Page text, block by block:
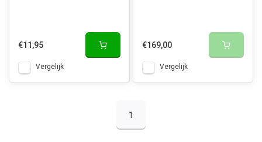
€11,95
Vergelijk
€169,00
Vergelijk
1